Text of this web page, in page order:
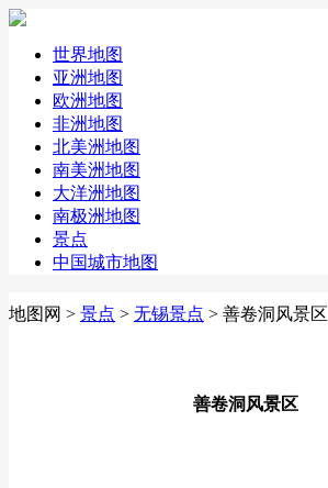
世界地图
亚洲地图
欧洲地图
非洲地图
北美洲地图
南美洲地图
大洋洲地图
南极洲地图
景点
中国城市地图
地图网 > 景点 > 无锡景点 > 善卷洞风景区
善卷洞风景区